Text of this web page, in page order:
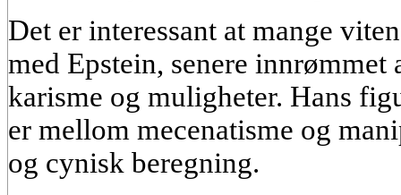
Det er interessant at mange
med Epstein, senere
karisme og muligheter. Hans
er mellom mecenatisme og
og cynisk beregning.